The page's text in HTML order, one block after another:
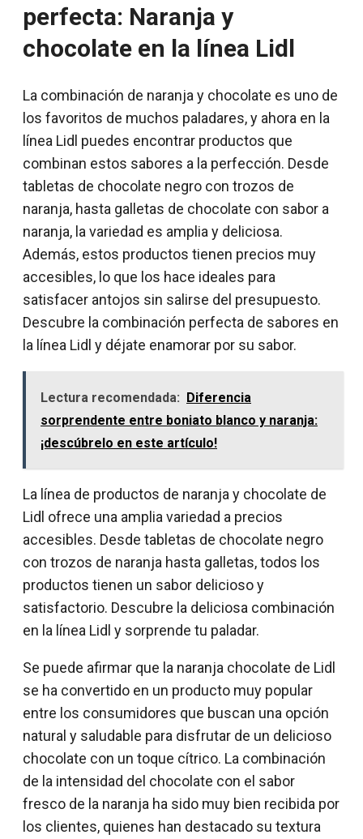
perfecta: Naranja y
chocolate en la línea Lidl
La combinación de naranja y chocolate es uno de
los favoritos de muchos paladares, y ahora en la
línea Lidl puedes encontrar productos que
combinan estos sabores a la perfección. Desde
tabletas de chocolate negro con trozos de
naranja, hasta galletas de chocolate con sabor a
naranja, la variedad es amplia y deliciosa.
Además, estos productos tienen precios muy
accesibles, lo que los hace ideales para
satisfacer antojos sin salirse del presupuesto.
Descubre la combinación perfecta de sabores en
la línea Lidl y déjate enamorar por su sabor.
Lectura recomendada: Diferencia
sorprendente entre boniato blanco y naranja:
¡descúbrelo en este artículo!
La línea de productos de naranja y chocolate de
Lidl ofrece una amplia variedad a precios
accesibles. Desde tabletas de chocolate negro
con trozos de naranja hasta galletas, todos los
productos tienen un sabor delicioso y
satisfactorio. Descubre la deliciosa combinación
en la línea Lidl y sorprende tu paladar.
Se puede afirmar que la naranja chocolate de Lidl
se ha convertido en un producto muy popular
entre los consumidores que buscan una opción
natural y saludable para disfrutar de un delicioso
chocolate con un toque cítrico. La combinación
de la intensidad del chocolate con el sabor
fresco de la naranja ha sido muy bien recibida por
los clientes, quienes han destacado su textura